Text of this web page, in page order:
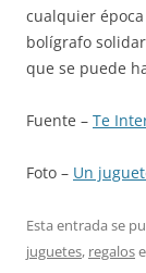
cualquier
bolígrafo
que se puede
Fuente – Te
Foto – Un
Esta entrada se
juguetes, regalos